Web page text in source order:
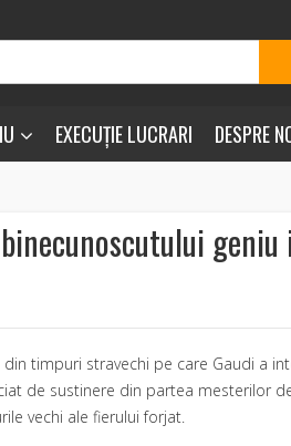
EXECUȚIE LUCRARI DESPRE
geniu
timpuri stravechi pe care Gaudi a
de sustinere din partea mesterilor
vechi ale fierului forjat.